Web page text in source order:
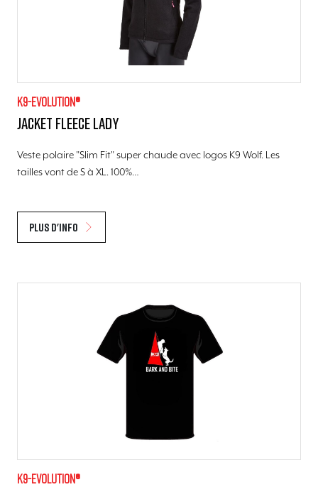
K9-evolution®
Jacket Fleece lady
Veste polaire "Slim Fit" super chaude avec logos K9 Wolf. Les
tailles vont de S à XL. 100%…
Plus d'info
K9-evolution®